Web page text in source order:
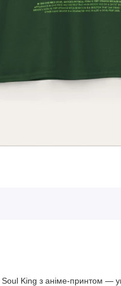
King з аніме-принтом —